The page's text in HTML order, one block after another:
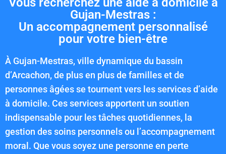
Gujan-Mestras :
Un accompagnement personnalisé
pour votre bien-être
À Gujan-Mestras, ville dynamique du bassin
d’Arcachon, de plus en plus de familles et de
personnes âgées se tournent vers les services d’aide
à domicile. Ces services apportent un soutien
indispensable pour les tâches quotidiennes, la
gestion des soins personnels ou l’accompagnement
moral. Que vous soyez une personne en perte